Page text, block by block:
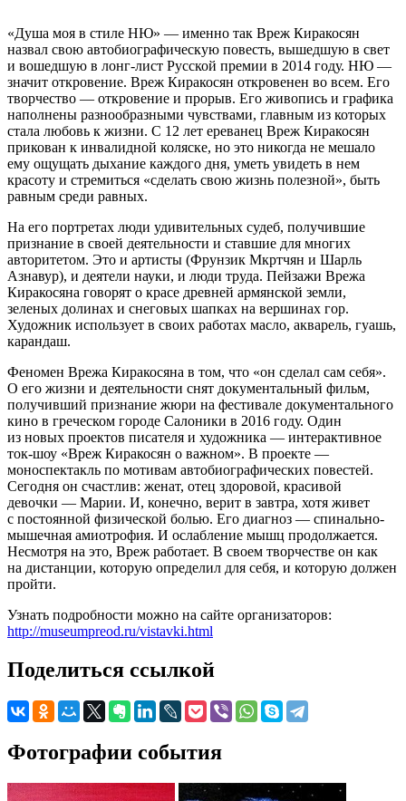
«Душа моя в стиле НЮ» — именно так Вреж Киракосян
назвал свою автобиографическую повесть, вышедшую в свет
и вошедшую в лонг-лист Русской премии в 2014 году. НЮ —
значит откровение. Вреж Киракосян откровенен во всем. Его
творчество — откровение и прорыв. Его живопись и графика
наполнены разнообразными чувствами, главным из которых
стала любовь к жизни. С 12 лет ереванец Вреж Киракосян
прикован к инвалидной коляске, но это никогда не мешало
ему ощущать дыхание каждого дня, уметь увидеть в нем
красоту и стремиться «сделать свою жизнь полезной», быть
равным среди равных.
На его портретах люди удивительных судеб, получившие
признание в своей деятельности и ставшие для многих
авторитетом. Это и артисты (Фрунзик Мкртчян и Шарль
Азнавур), и деятели науки, и люди труда. Пейзажи Врежа
Киракосяна говорят о красе древней армянской земли,
зеленых долинах и снеговых шапках на вершинах гор.
Художник использует в своих работах масло, акварель, гуашь,
карандаш.
Феномен Врежа Киракосяна в том, что «он сделал сам себя».
О его жизни и деятельности снят документальный фильм,
получивший признание жюри на фестивале документального
кино в греческом городе Салоники в 2016 году. Один
из новых проектов писателя и художника — интерактивное
ток-шоу «Вреж Киракосян о важном». В проекте —
моноспектакль по мотивам автобиографических повестей.
Сегодня он счастлив: женат, отец здоровой, красивой
девочки — Марии. И, конечно, верит в завтра, хотя живет
с постоянной физической болью. Его диагноз — спинально-
мышечная амиотрофия. И ослабление мышц продолжается.
Несмотря на это, Вреж работает. В своем творчестве он как
на дистанции, которую определил для себя, и которую должен
пройти.
Узнать подробности можно на сайте организаторов:
http://museumpreod.ru/vistavki.html
Поделиться ссылкой
Фотографии события